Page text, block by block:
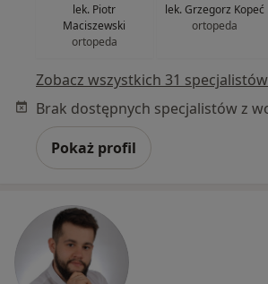
lek. Piotr
Maciszewski
ortopeda
lek. Grzegorz Kopeć
ortopeda
Zobacz wszystkich 31 specjalistów
Pokaż profil